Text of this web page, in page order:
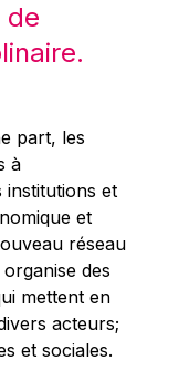
de
part, les
à
institutions et
et
réseau
des
mettent en
acteurs;
et sociales.